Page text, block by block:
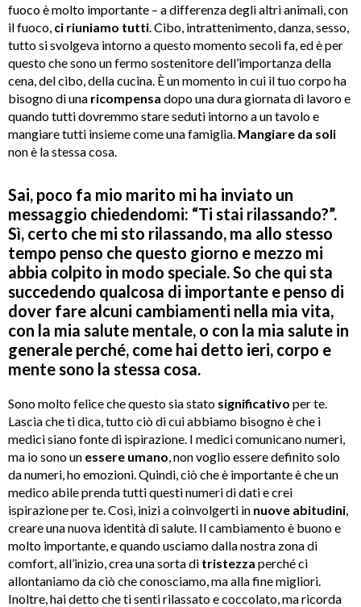
fuoco è molto importante – a differenza degli altri animali, con
il fuoco, ci riuniamo tutti. Cibo, intrattenimento, danza, sesso,
tutto si svolgeva intorno a questo momento secoli fa, ed è per
questo che sono un fermo sostenitore dell’importanza della
cena, del cibo, della cucina. È un momento in cui il tuo corpo ha
bisogno di una ricompensa dopo una dura giornata di lavoro e
quando tutti dovremmo stare seduti intorno a un tavolo e
mangiare tutti insieme come una famiglia. Mangiare da soli
non è la stessa cosa.
Sai, poco fa mio marito mi ha inviato un
messaggio chiedendomi: “Ti stai rilassando?”.
Sì, certo che mi sto rilassando, ma allo stesso
tempo penso che questo giorno e mezzo mi
abbia colpito in modo speciale. So che qui sta
succedendo qualcosa di importante e penso di
dover fare alcuni cambiamenti nella mia vita,
con la mia salute mentale, o con la mia salute in
generale perché, come hai detto ieri, corpo e
mente sono la stessa cosa.
Sono molto felice che questo sia stato significativo per te.
Lascia che ti dica, tutto ciò di cui abbiamo bisogno è che i
medici siano fonte di ispirazione. I medici comunicano numeri,
ma io sono un essere umano, non voglio essere definito solo
da numeri, ho emozioni. Quindi, ciò che è importante è che un
medico abile prenda tutti questi numeri di dati e crei
ispirazione per te. Così, inizi a coinvolgerti in nuove abitudini,
creare una nuova identità di salute. Il cambiamento è buono e
molto importante, e quando usciamo dalla nostra zona di
comfort, all’inizio, crea una sorta di tristezza perché ci
allontaniamo da ciò che conosciamo, ma alla fine migliori.
Inoltre, hai detto che ti senti rilassato e coccolato, ma ricorda